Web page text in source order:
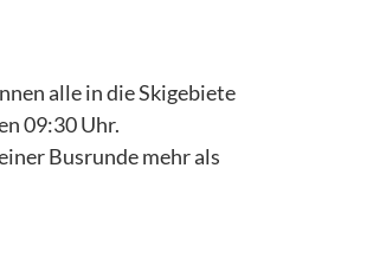
alle in die Skigebiete
09:30 Uhr.
Busrunde mehr als